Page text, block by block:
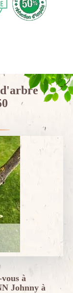
d'arbre
à
Johnny à